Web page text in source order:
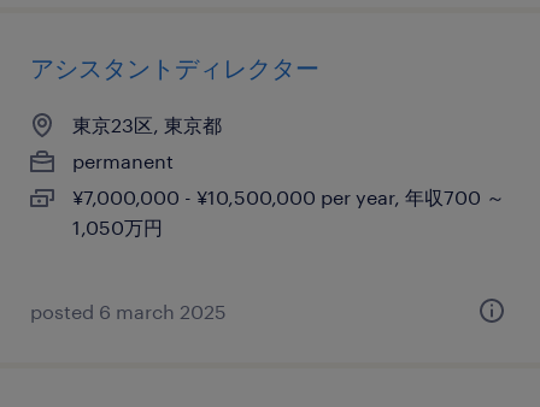
アシスタントディレクター
東京23区, 東京都
permanent
¥7,000,000 - ¥10,500,000 per year, 年収700 ～
1,050万円
posted 6 march 2025